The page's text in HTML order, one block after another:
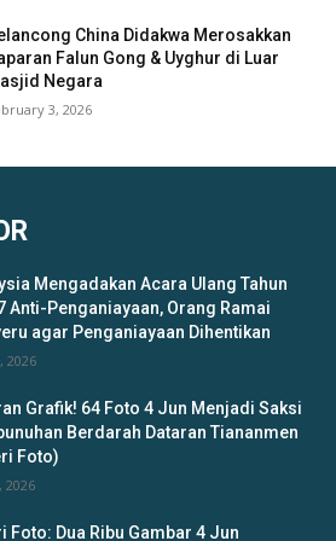
China Didakwa Merosakkan
Falun Gong & Uyghur di Luar
Negara
3, 2026
Mengadakan Acara Ulang Tahun
Anti-Penganiayaan, Orang Ramai
agar Penganiayaan Dihentikan
2026
Grafik! 64 Foto 4 Jun Menjadi Saksi
Berdarah Dataran Tiananmen
Foto)
2026
Foto: Dua Ribu Gambar 4 Jun